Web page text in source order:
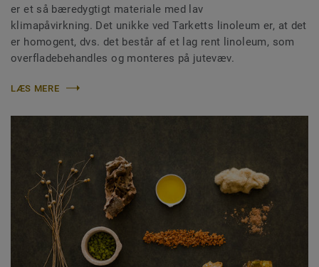
er et så bæredygtigt materiale med lav
klimapåvirkning. Det unikke ved Tarketts linoleum er, at det
er homogent, dvs. det består af et lag rent linoleum, som
overfladebehandles og monteres på jutevæv.
LÆS MERE